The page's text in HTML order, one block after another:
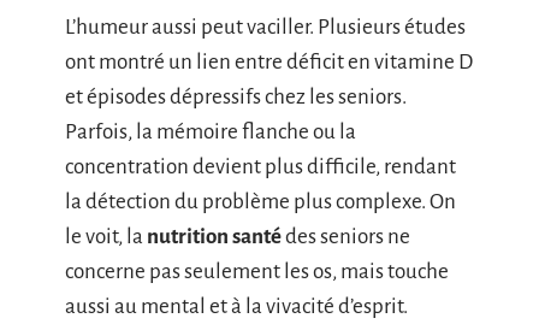
L’humeur aussi peut vaciller. Plusieurs études
ont montré un lien entre déficit en vitamine D
et épisodes dépressifs chez les seniors.
Parfois, la mémoire flanche ou la
concentration devient plus difficile, rendant
la détection du problème plus complexe. On
le voit, la nutrition santédes seniors ne
concerne pas seulement les os, mais touche
aussi au mental et à la vivacité d’esprit.